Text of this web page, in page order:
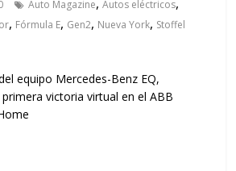
Auto Magazine Autos eléctricos
, Fórmula E, Gen2, Nueva York, Stoffel
equipo Mercedes-Benz EQ,
victoria virtual en el ABB